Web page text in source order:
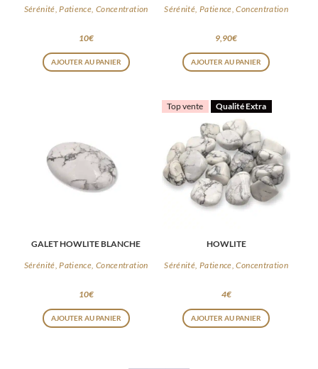
Sérénité, Patience, Concentration
10€
AJOUTER AU PANIER
Sérénité, Patience, Concentration
9,90€
AJOUTER AU PANIER
GALET HOWLITE BLANCHE
Sérénité, Patience, Concentration
10€
AJOUTER AU PANIER
Top vente Qualité Extra
HOWLITE
Sérénité, Patience, Concentration
4€
AJOUTER AU PANIER